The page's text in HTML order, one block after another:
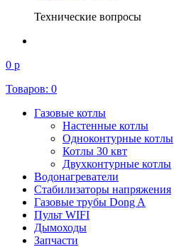
Технические вопросы
0 р
Товаров: 0
Газовые котлы
Настенные котлы
Одноконтурные котлы
Котлы 30 квт
Двухконтурные котлы
Водонагреватели
Стабилизаторы напряжения
Газовые трубы Dong A
Пульт WIFI
Дымоходы
Запчасти